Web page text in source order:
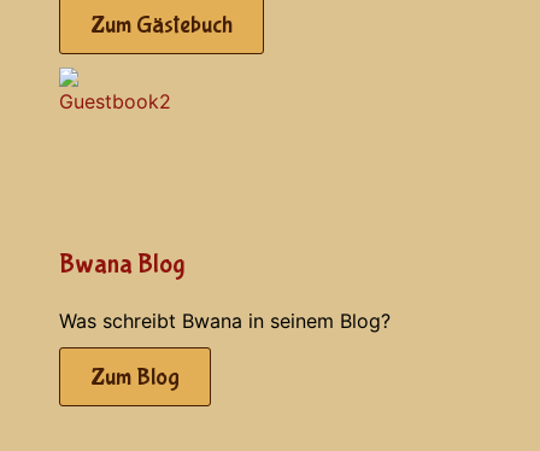
Zum Gästebuch
Bwana Blog
Was schreibt Bwana in seinem Blog?
Zum Blog